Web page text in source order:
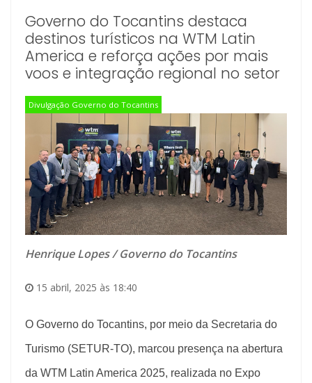
Governo do Tocantins destaca
destinos turísticos na WTM Latin
America e reforça ações por mais
voos e integração regional no setor
Divulgação Governo do Tocantins
Henrique Lopes / Governo do Tocantins
15 abril, 2025 às 18:40
O Governo do Tocantins, por meio da Secretaria do
Turismo (SETUR-TO), marcou presença na abertura
da WTM Latin America 2025, realizada no Expo